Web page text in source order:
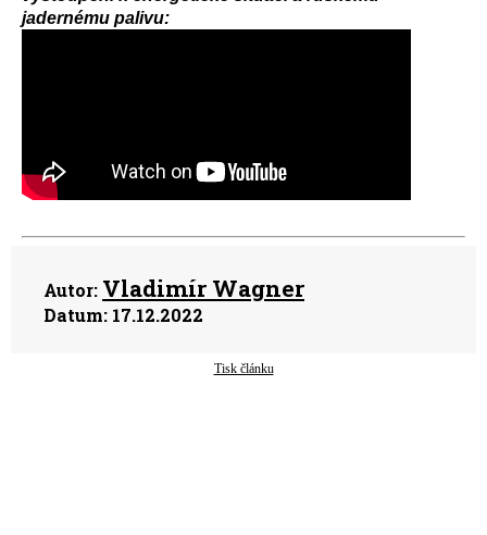
jadernému palivu:
Autor: Vladimír Wagner
Datum: 17.12.2022
Tisk článku